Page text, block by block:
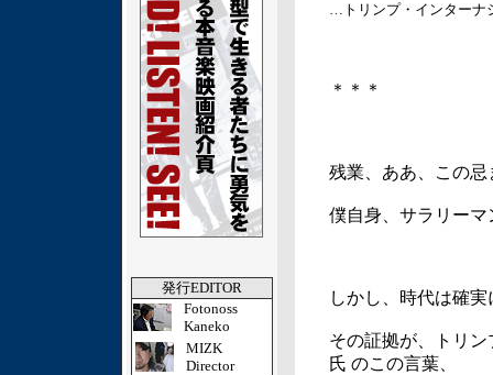
発行EDITOR
Fotonoss
Kaneko
MIZK
Director
…トリンプ・インターナ
＊＊＊
残業、ああ、この忌
僕自身、サラリー
しかし、時代は確
その証拠が、トリ
氏 のこの言葉、